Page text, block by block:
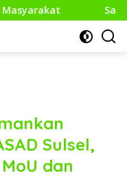
Sambut HUT RI
Sulsel,
dan